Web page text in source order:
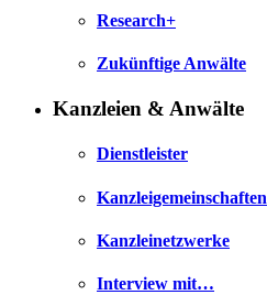
Research+
Zukünftige Anwälte
Kanzleien & Anwälte
Dienstleister
Kanzleigemeinschaften
Kanzleinetzwerke
Interview mit…